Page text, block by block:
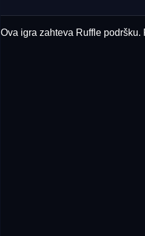
Ova igra zahteva Ruffle